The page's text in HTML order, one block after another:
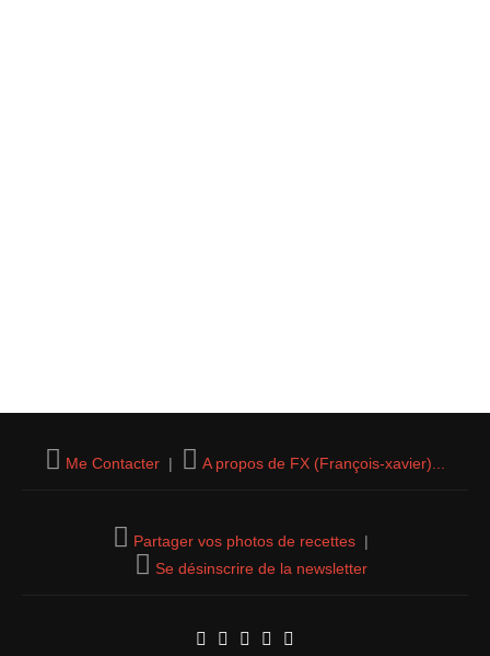
Me Contacter | A propos de FX (François-xavier)...
Partager vos photos de recettes |
Se désinscrire de la newsletter